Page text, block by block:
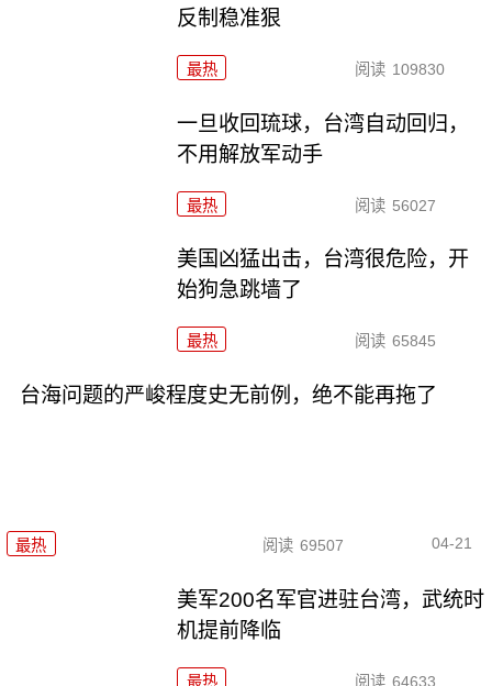
反制稳准狠
最热 阅读 109830
一旦收回琉球，台湾自动回归，
不用解放军动手
最热 阅读 56027
美国凶猛出击，台湾很危险，开
始狗急跳墙了
最热 阅读 65845
台海问题的严峻程度史无前例，绝不能再拖了
最热 阅读 69507 04-21
美军200名军官进驻台湾，武统时
机提前降临
最热 阅读 64633